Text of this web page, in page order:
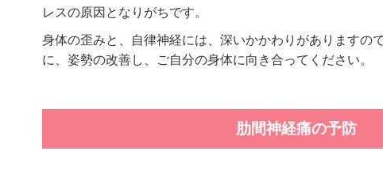
レスの原因となりがちです。
身体の歪みと、自律神経には、深いかかわりがありますの
に、姿勢の改善し、ご自分の身体に向き合ってください。
肋間神経痛の予防